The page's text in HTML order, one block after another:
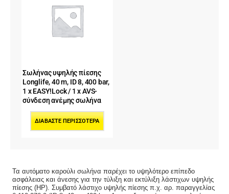
Σωλήνας υψηλής πίεσης
Longlife, 40 m, ID 8, 400 bar,
1 x EASY!Lock / 1 x AVS-
σύνδεση ανέμης σωλήνα
ΔΙΑΒΆΣΤΕ ΠΕΡΙΣΣΌΤΕΡΑ
Τα αυτόματο καρούλι σωλήνα παρέχει το υψηλότερο επίπεδο
ασφάλειας και άνεσης για την τύλιξη και εκτύλιξη λάστιχων υψηλής
πίεσης (ΗΡ). Συμβατό λάστιχο υψηλής πίεσης π.χ. αρ. παραγγελίας